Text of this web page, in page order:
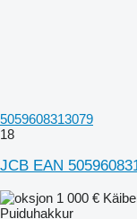
5059608313079
18
JCB EAN
1 000 €
Puiduhakkur